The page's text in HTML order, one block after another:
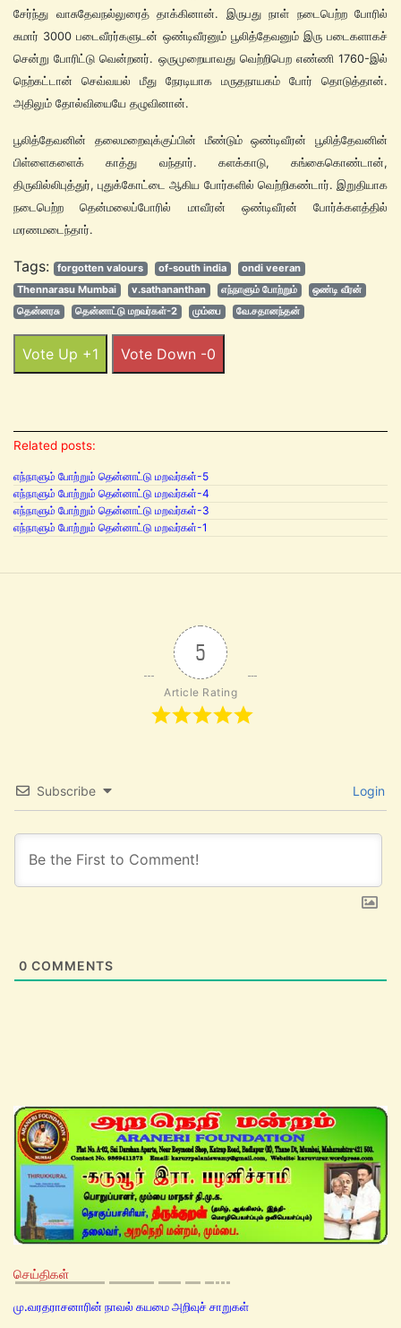
சேர்ந்து வாசுதேவநல்லுரைத் தாக்கினான். இருபது நாள் நடைபெற்ற போரில்
சுமார் 3000 படைவீரர்களுடன் ஒண்டிவீரனும் பூலித்தேவனும் இரு படைகளாகச்
சென்று போரிட்டு வென்றனர். ஒருமுறையாவது வெற்றிபெற எண்ணி 1760-இல்
நெற்கட்டான் செவ்வயல் மீது நேரடியாக மருதநாயகம் போர் தொடுத்தான்.
அதிலும் தோல்வியையே தழுவினான்.
பூலித்தேவனின் தலைமறைவுக்குப்பின் மீண்டும் ஒண்டிவீரன் பூலித்தேவனின்
பிள்ளைகளைக் காத்து வந்தார். களக்காடு, கங்கைகொண்டான்,
திருவில்லிபுத்துர், புதுக்கோட்டை ஆகிய போர்களில் வெற்றிகண்டார். இறுதியாக
நடைபெற்ற தென்மலைப்போரில் மாவீரன் ஒண்டிவீரன் போர்க்களத்தில்
மரணமடைந்தார்.
Tags: forgotten valours of-south india
ondi veeran
Thennarasu Mumbai
v.sathananthan எந்நாளும் போற்றும்
ஒண்டி வீரன்
தென்னரசு
தென்னாட்டு மறவர்கள்-2 மும்பை வே.சதானந்தன்
Vote Up +1 Vote Down -0
Related posts:
எந்நாளும் போற்றும் தென்னாட்டு மறவர்கள்-5
எந்நாளும் போற்றும் தென்னாட்டு மறவர்கள்-4
எந்நாளும் போற்றும் தென்னாட்டு மறவர்கள்-3
எந்நாளும் போற்றும் தென்னாட்டு மறவர்கள்-1
5
Article Rating
Subscribe Login
0 COMMENTS
செய்திகள்
மு.வரதராசனாரின் நாவல் கயமை அறிவுச் சாறுகள்